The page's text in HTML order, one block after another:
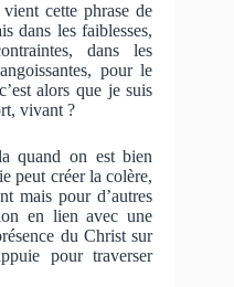
cette phrase de
dans les faiblesses,
dans les
pour le
alors que je suis
vivant ?
quand on est bien
peut créer la colère,
mais pour d’autres
en lien avec une
du Christ sur
pour traverser